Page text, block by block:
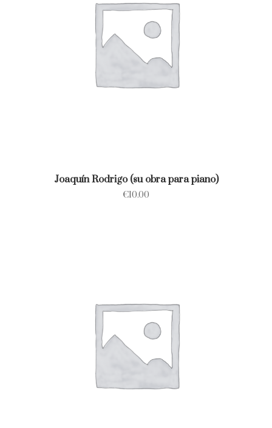
Joaquín Rodrigo (su obra para piano)
€10.00